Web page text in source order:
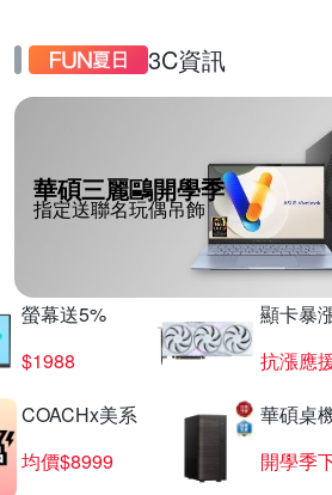
3C資訊
華碩三麗鷗開學季
指定送聯名玩偶吊飾
螢幕送5%
$1988
顯卡暴
抗漲應
COACHx美系
均價$8999
華碩桌
開學季